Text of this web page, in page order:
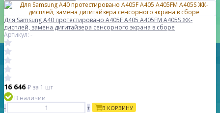
Для Samsung A40 протестировано A405F A405 A405FM A405S ЖК-
дисплей, замена дигитайзера сенсорного экрана в сборе
Артикул: -
16 646₽ за 1 шт
В наличии
-
+ В КОРЗИНУ